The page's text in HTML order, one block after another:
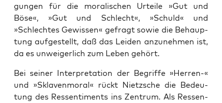
gun­gen für die moralis­chen Urteile »Gut und
Böse«, »Gut und Schlecht«, »Schuld« und
»Schlecht­es Gewis­sen« gefragt sowie die Behaup­
tung aufgestellt, daß das Lei­den anzunehmen ist,
da es unweiger­lich zum Leben gehört.
Bei sein­er Inter­pre­ta­tion der Begriffe »Her­ren-«
und »Sklaven­moral« rückt Niet­zsche die Bedeu­
tung des Ressen­ti­ments ins Zen­trum. Als Ressen­